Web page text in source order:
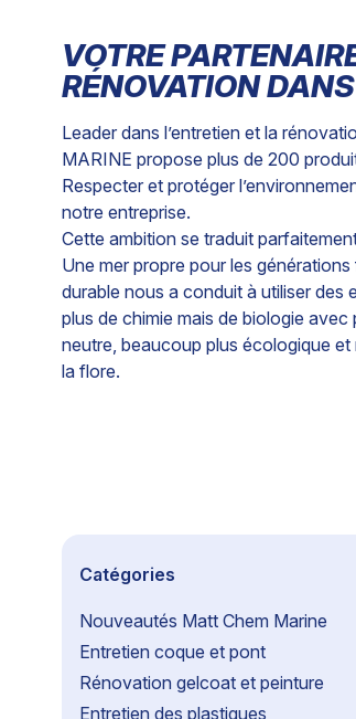
VOTRE
RÉNOVATION
Leader dans l’entretien et la
MARINE propose plus de 200
Respecter et protéger
notre entreprise.
Cette ambition se traduit
Une mer propre pour les
durable nous a conduit à utiliser des
plus de chimie mais de biologie
neutre, beaucoup plus écologique
la flore.
Catégories
Nouveautés Matt Chem Marine
Entretien coque et pont
Rénovation gelcoat et peinture
Entretien des plastiques